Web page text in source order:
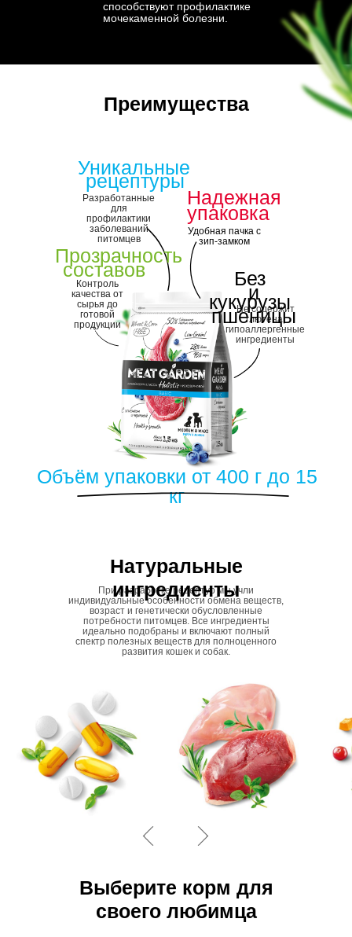
способствуют профилактике
мочекаменной болезни.
Преимущества
Контроль
качества от
сырья до
готовой
продукции
Не содержит
глютена,
гипоаллергенные
ингредиенты
Разработанные
для
профилактики
заболеваний
питомцев
Удобная пачка с
зип-замком
Объём упаковки от 400 г до 15
кг
Надежная
упаковка
Без
кукурузы
и
пшеницы
Уникальные
рецептуры
Прозрачность
составов
При разработке рецептур мы учли
индивидуальные особенности обмена веществ,
возраст и генетически обусловленные
потребности питомцев. Все ингредиенты
идеально подобраны и включают полный
спектр полезных веществ для полноценного
развития кошек и собак.
Натуральные
ингредиенты
Выберите корм для
своего любимца